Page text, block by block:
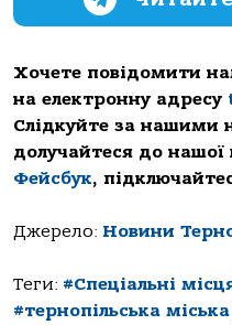
Хочете повідомити
на електронну адресу
Слідкуйте за нашими
долучайтеся до нашої
Фейсбук,
Джерело: Новини
Теги: #Спеціальні
#тернопільська